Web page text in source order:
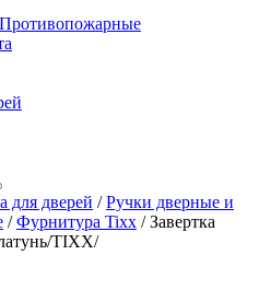
Противопожарные
для дверей /Ручки дверные и
/Фурнитура Tixx /Завертка
TIXX/